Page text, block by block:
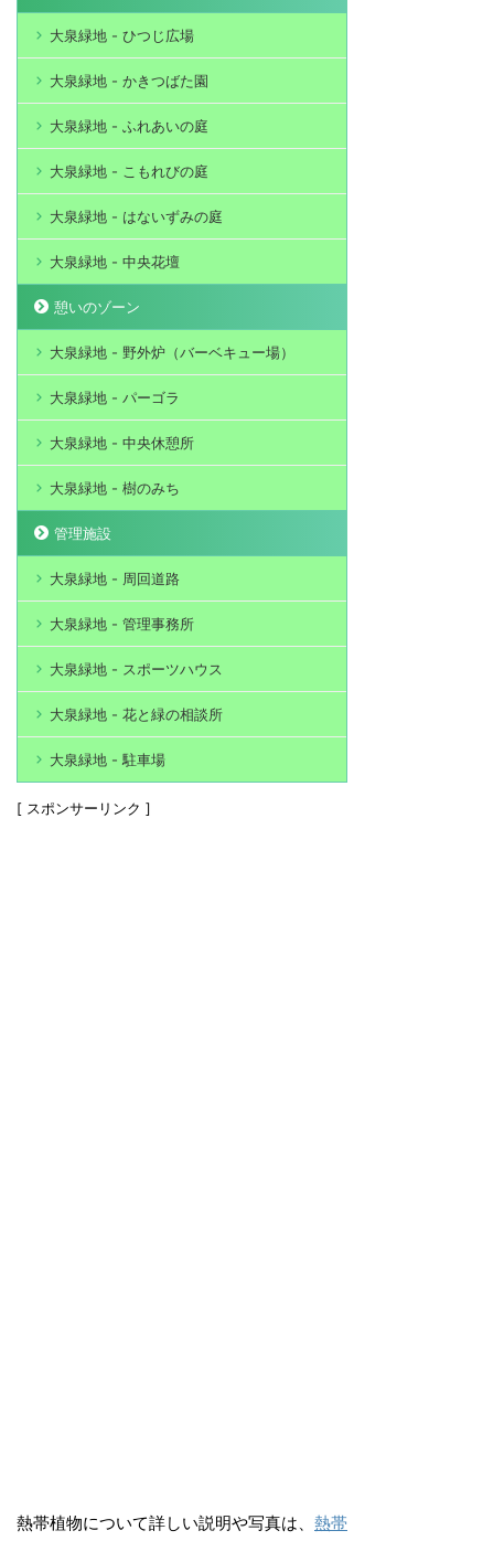
大泉緑地 - ひつじ広場
大泉緑地 - かきつばた園
大泉緑地 - ふれあいの庭
大泉緑地 - こもれびの庭
大泉緑地 - はないずみの庭
大泉緑地 - 中央花壇
憩いのゾーン
大泉緑地 - 野外炉（バーベキュー場）
大泉緑地 - パーゴラ
大泉緑地 - 中央休憩所
大泉緑地 - 樹のみち
管理施設
大泉緑地 - 周回道路
大泉緑地 - 管理事務所
大泉緑地 - スポーツハウス
大泉緑地 - 花と緑の相談所
大泉緑地 - 駐車場
[ スポンサーリンク ]
熱帯植物について詳しい説明や写真は、 熱帯